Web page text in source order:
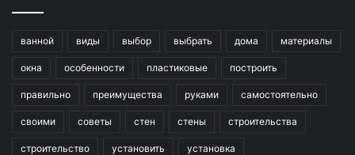
ванной виды выбор выбрать дома материалы
окна особенности пластиковые построить
правильно преимущества руками самостоятельно
своими советы стен стены строительства
строительство установить установка